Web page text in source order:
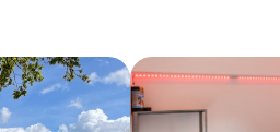
tijden